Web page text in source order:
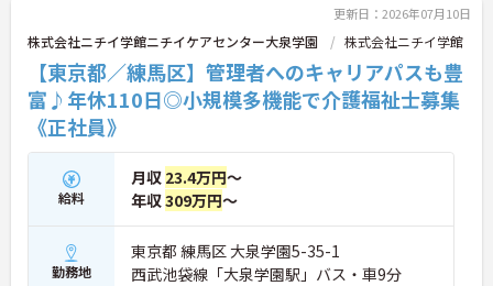
ステップアップが明確に描けます。階層別の研修制
度も完備されており、役職に就いた後も継続的なフ
ォローアップを受けられます。ご自身の専門性を高
めながら、安定した高待遇でキャリアを築きたい方
にぜひ挑戦していただきたい職場です。
＜介護福祉士の資格・経験を最大限に評価する給与
体系＞
・国家資格に対する手厚い資格手当が支給され、ベ
ースアップを実現しやすいです
・経験年数や日々の頑張りを正当に評価する制度が
あり、モチベーションが収入に直結しやすいです
・大手法人ならではの賞与や、各種手当（時間帯
別・家族手当など）で安定した高待遇♪
更新日：2026年07月10日
株式会社ニチイ学館ニチイケアセンター大泉学園 株式会社ニチイ学館
【東京都／練馬区】管理者へのキャリアパスも豊
富♪年休110日◎小規模多機能で介護福祉士募集
《正社員》
給料
月収 23.4万円～
年収309万円～
勤務地
東京都 練馬区 大泉学園5-35-1
西武池袋線「大泉学園駅」バス・車9分